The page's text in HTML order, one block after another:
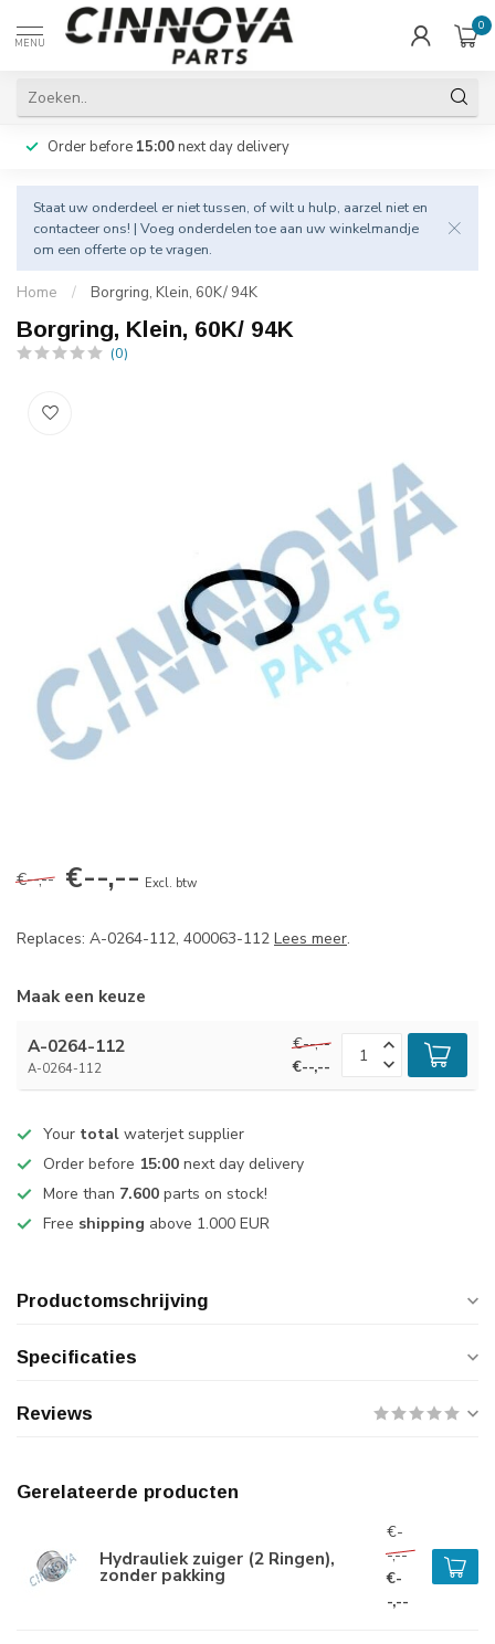
MENU
0
Order before 15:00next day delivery
Staat uw onderdeel er niet tussen, of wilt u hulp, aarzel niet en
contacteer ons! | Voeg onderdelen toe aan uw winkelmandje
om een offerte op te vragen.
Home / Borgring, Klein, 60K/ 94K
Borgring, Klein, 60K/ 94K
(0)
€--,-- €--,-- Excl. btw
Replaces: A-0264-112, 400063-112 Lees meer.
Maak een keuze
A-0264-112
A-0264-112
€--,--
€--,--
Your total waterjet supplier
Order before 15:00 next day delivery
More than 7.600 parts on stock!
Free shipping above 1.000 EUR
Productomschrijving
Specificaties
Reviews
Gerelateerde producten
Hydrauliek zuiger (2 Ringen),
zonder pakking
€-
-,--
€-
-,--